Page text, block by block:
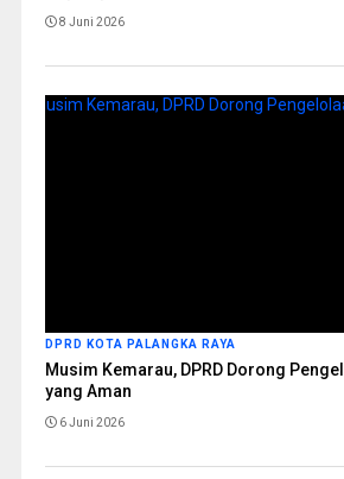
8 Juni 2026
DPRD KOTA PALANGKA RAYA
Musim Kemarau, DPRD Dorong
yang Aman
6 Juni 2026